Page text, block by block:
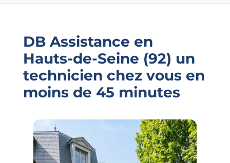
DB Assistance en
Hauts-de-Seine (92) un
technicien chez vous en
moins de 45 minutes